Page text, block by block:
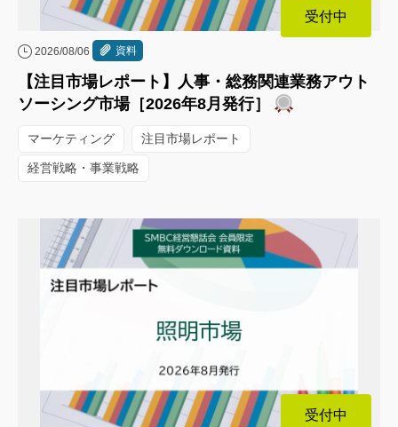
受付中
2026/08/06 資料
【注目市場レポート】人事・総務関連業務アウト
ソーシング市場［2026年8月発行］
マーケティング 注目市場レポート
経営戦略・事業戦略
受付中